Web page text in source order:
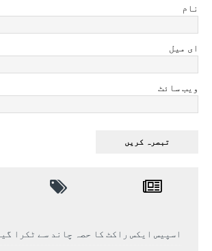
نام
ای میل
ویب سائٹ
اسپیس ایکس راکٹ کا حصہ چاند سے ٹکرا